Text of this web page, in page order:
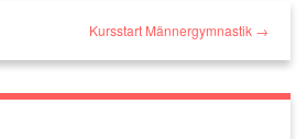
Kursstart Männergymnastik →